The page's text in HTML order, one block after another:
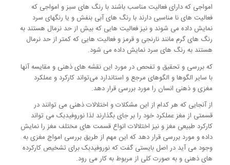
امواجی که دارای فعالیت مناسب باشند با رنگ های سبز و امواجی که
فعالیت های نا مناسبی دارند با رنگ های آبی بنفش و یا رنگهای سرد
نمایش داده می شوند و نیز فعالیت هایی که بیش از حد نرمال هستند به
رنگ های گرم مانند نارنجی و قرمز و فعالیت هایی که کمتر از حد نرمال
هستند به رنگ های سرد نمایش داده می شود.
که بررسی و تحقیق و تفحص در مورد این نقشه های ذهنی و مقایسه آنها
با سایر الگوها و الگوهای مرجع و استاندارد می‌تواند کارکرد و عملکرد
مغزی و ذهنی انسان را مورد بررسی قرار دهد.
از آنجایی که هر کدام از این مشکلات و اختلالات ذهنی می توانند در
قسمتی از مغز عملکرد خود را بر جای بگذارند لذا نوروفیدبک می تواند
کارکرد طبیعی مغز و نیز اختلالات انواع قسمت های مختلف مغز را نمایش
داده و مورد بررسی قرار دهد که این مهم از طریق بررسی امواج مغزی به
وجود می آید در اصل بایستی گفت که نوروفیدبک برای تشخیص کارکرده
های ذهنی و به صورت کلی از مربوط به کار می رود.